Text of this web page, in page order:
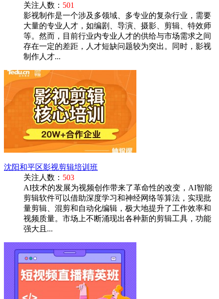
关注人数： 501
影视制作是一个涉及多领域、多专业的复杂行业，需要
大量的专业人才，如编剧、导演、摄影、剪辑、特效师
等。然而，目前行业内专业人才的供给与市场需求之间
存在一定的差距，人才短缺问题较为突出。同时，影视
制作人才...
沈阳和平区影视剪辑培训班
关注人数： 503
AI技术的发展为视频创作带来了革命性的改变，AI智能
剪辑软件可以借助深度学习和神经网络等算法，实现批
量剪辑、混剪和自动化编辑，极大地提升了工作效率和
视频质量‌。市场上不断涌现出各种新的剪辑工具，功能
强大且...